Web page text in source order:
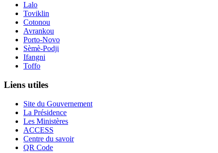
Lalo
Toviklin
Cotonou
Avrankou
Porto-Novo
Sèmè-Podji
Ifangni
Toffo
Liens utiles
Site du Gouvernement
La Présidence
Les Ministères
ACCESS
Centre du savoir
QR Code